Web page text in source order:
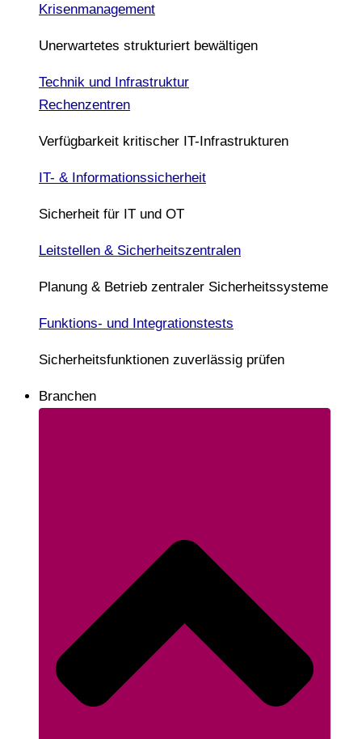
Krisenmanagement
Unerwartetes strukturiert bewältigen
Technik und Infrastruktur
Rechenzentren
Verfügbarkeit kritischer IT-Infrastrukturen
IT- & Informationssicherheit
Sicherheit für IT und OT
Leitstellen & Sicherheitszentralen
Planung & Betrieb zentraler Sicherheitssysteme
Funktions- und Integrationstests
Sicherheitsfunktionen zuverlässig prüfen
Branchen